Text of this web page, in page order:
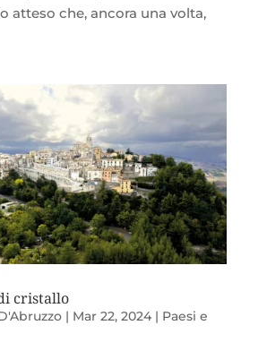
atteso che, ancora una volta,
cristallo
| Mar 22, 2024| Paesi e